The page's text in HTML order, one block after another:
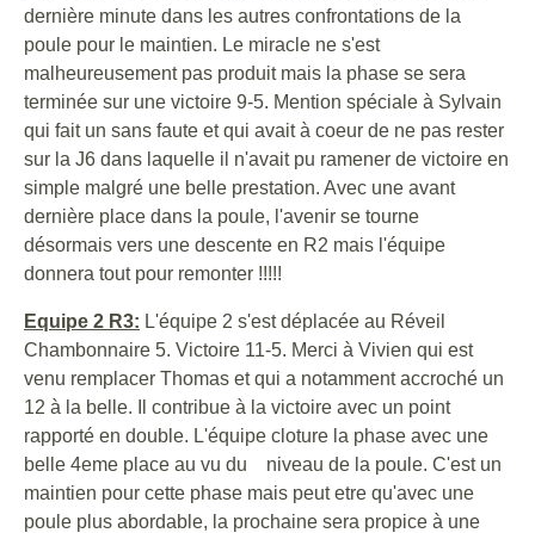
dernière minute dans les autres confrontations de la
poule pour le maintien. Le miracle ne s'est
malheureusement pas produit mais la phase se sera
terminée sur une victoire 9-5. Mention spéciale à Sylvain
qui fait un sans faute et qui avait à coeur de ne pas rester
sur la J6 dans laquelle il n'avait pu ramener de victoire en
simple malgré une belle prestation. Avec une avant
dernière place dans la poule, l'avenir se tourne
désormais vers une descente en R2 mais l'équipe
donnera tout pour remonter !!!!!
Equipe 2 R3: L'équipe 2 s'est déplacée au Réveil
Chambonnaire 5. Victoire 11-5. Merci à Vivien qui est
venu remplacer Thomas et qui a notamment accroché un
12 à la belle. Il contribue à la victoire avec un point
rapporté en double. L'équipe cloture la phase avec une
belle 4eme place au vu du niveau de la poule. C'est un
maintien pour cette phase mais peut etre qu'avec une
poule plus abordable, la prochaine sera propice à une